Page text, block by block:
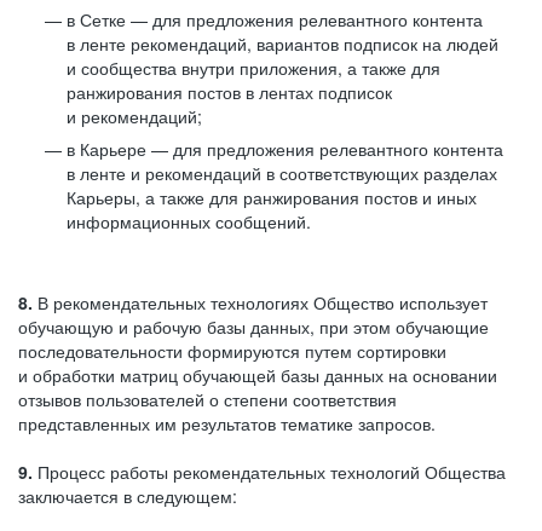
в Сетке — для предложения релевантного контента
в ленте рекомендаций, вариантов подписок на людей
и сообщества внутри приложения, а также для
ранжирования постов в лентах подписок
и рекомендаций;
в Карьере — для предложения релевантного контента
в ленте и рекомендаций в соответствующих разделах
Карьеры, а также для ранжирования постов и иных
информационных сообщений.
8. В рекомендательных технологиях Общество использует
обучающую и рабочую базы данных, при этом обучающие
последовательности формируются путем сортировки
и обработки матриц обучающей базы данных на основании
отзывов пользователей о степени соответствия
представленных им результатов тематике запросов.
9. Процесс работы рекомендательных технологий Общества
заключается в следующем: